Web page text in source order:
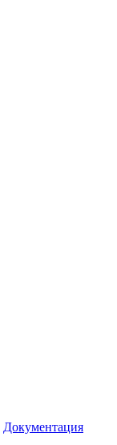
Документация